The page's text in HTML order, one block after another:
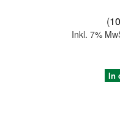
(
Inkl. 7%
In